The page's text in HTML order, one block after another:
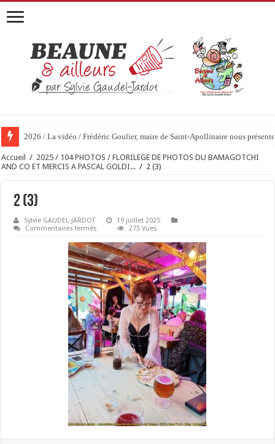
2026 / La vidéo / Frédéric Goulier, maire de Saint-Apollinaire nous
Accueil / 2025 / 104 PHOTOS / FLORILEGE DE PHOTOS DU BAMAGOTCHI
AND CO ET MERCIS A PASCAL GOLDI... / 2 (3)
2 (3)
Sylvie GAUDEL-JARDOT
19 juillet 2025
Commentaires fermés
(3)
273 Vues